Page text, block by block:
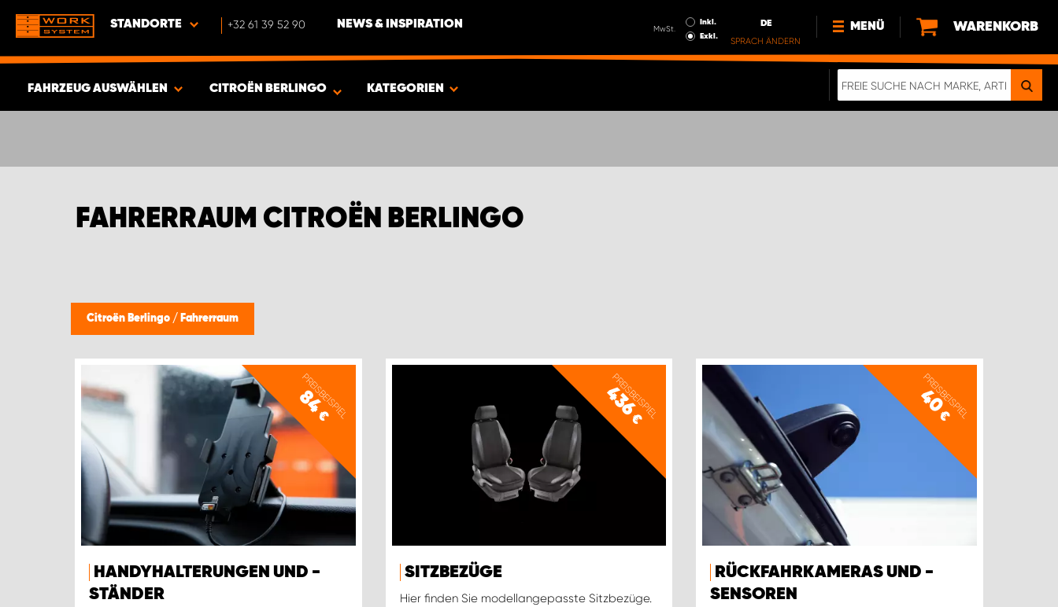
STANDORTE +32 61 39 52 90 NEWS & INSPIRATION MwSt.
Inkl.
Exkl.
DE
SPRACH ÄNDERN
MENÜ
NEWS
WARENKORB
FAHRZEUG AUSWÄHLEN
ARTIKEL
CITROËN BERLINGO KATEGORIEN
FAHRERRAUM CITROËN BERLINGO
Citroën Berlingo / Fahrerraum
PREISBEISPIEL
84
€
HANDYHALTERUNGEN UND -
STÄNDER
PREISBEISPIEL
436
€
SITZBEZÜGE
Hier finden Sie modellangepasste Sitzbezüge.
PREISBEISPIEL
40
€
RÜCKFAHRKAMERAS UND -
SENSOREN